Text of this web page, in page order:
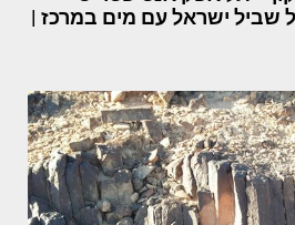
שביל ישראל עם מים במרכז |